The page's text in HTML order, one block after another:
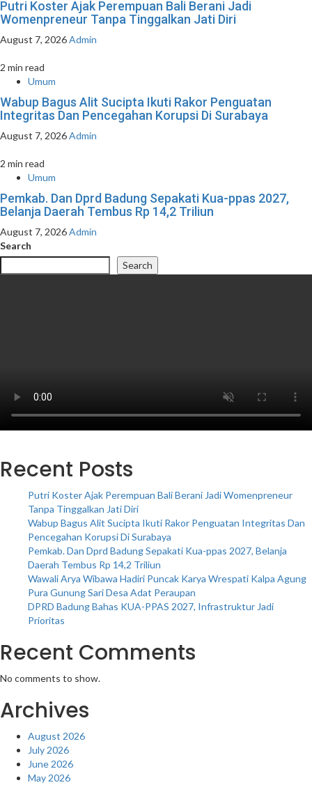
Putri Koster Ajak Perempuan Bali Berani Jadi
Womenpreneur Tanpa Tinggalkan Jati Diri
August 7, 2026Admin
2 min read
Umum
Wabup Bagus Alit Sucipta Ikuti Rakor Penguatan
Integritas Dan Pencegahan Korupsi Di Surabaya
August 7, 2026Admin
2 min read
Umum
Pemkab. Dan Dprd Badung Sepakati Kua-ppas 2027,
Belanja Daerah Tembus Rp 14,2 Triliun
August 7, 2026Admin
Search
Search
Recent Posts
Putri Koster Ajak Perempuan Bali Berani Jadi Womenpreneur
Tanpa Tinggalkan Jati Diri
Wabup Bagus Alit Sucipta Ikuti Rakor Penguatan Integritas Dan
Pencegahan Korupsi Di Surabaya
Pemkab. Dan Dprd Badung Sepakati Kua-ppas 2027, Belanja
Daerah Tembus Rp 14,2 Triliun
Wawali Arya Wibawa Hadiri Puncak Karya Wrespati Kalpa Agung
Pura Gunung Sari Desa Adat Peraupan
DPRD Badung Bahas KUA-PPAS 2027, Infrastruktur Jadi
Prioritas
Recent Comments
No comments to show.
Archives
August 2026
July 2026
June 2026
May 2026